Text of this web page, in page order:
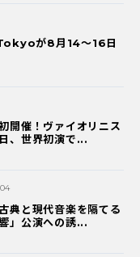
が8月14～16日
開催！ヴァイオリニス
、世界初演で...
典と現代音楽を隔てる
」公演への誘...